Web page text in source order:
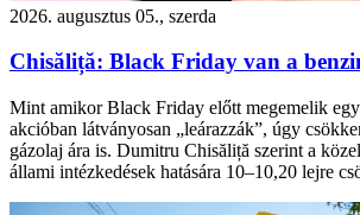
2026. augusztus 05., szerda
Chisăliță: Black Friday van a
Mint amikor Black Friday előtt megemelik
akcióban látványosan „leárazzák”, úgy
gázolaj ára is. Dumitru Chisăliță szerint a
állami intézkedések hatására 10–10,20 lejre